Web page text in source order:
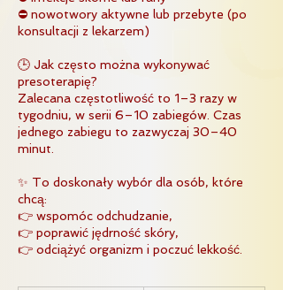
⛔ nowotwory aktywne lub przebyte (po
konsultacji z lekarzem)
🕒 Jak często można wykonywać
presoterapię?
Zalecana częstotliwość to 1–3 razy w
tygodniu, w serii 6–10 zabiegów. Czas
jednego zabiegu to zazwyczaj 30–40
minut.
✨ To doskonały wybór dla osób, które
chcą:
👉 wspomóc odchudzanie,
👉 poprawić jędrność skóry,